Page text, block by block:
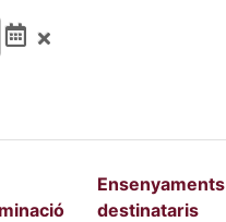
Ensenyaments
destinataris